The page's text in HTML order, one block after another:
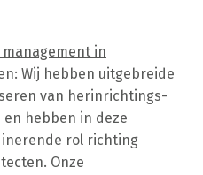
in
: Wij hebben uitgebreide
van herinrichtings-
hebben in deze
rol richting
Onze